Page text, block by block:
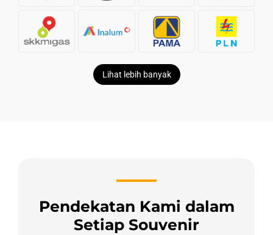
Lihat lebih banyak
Pendekatan Kami dalam
Setiap Souvenir